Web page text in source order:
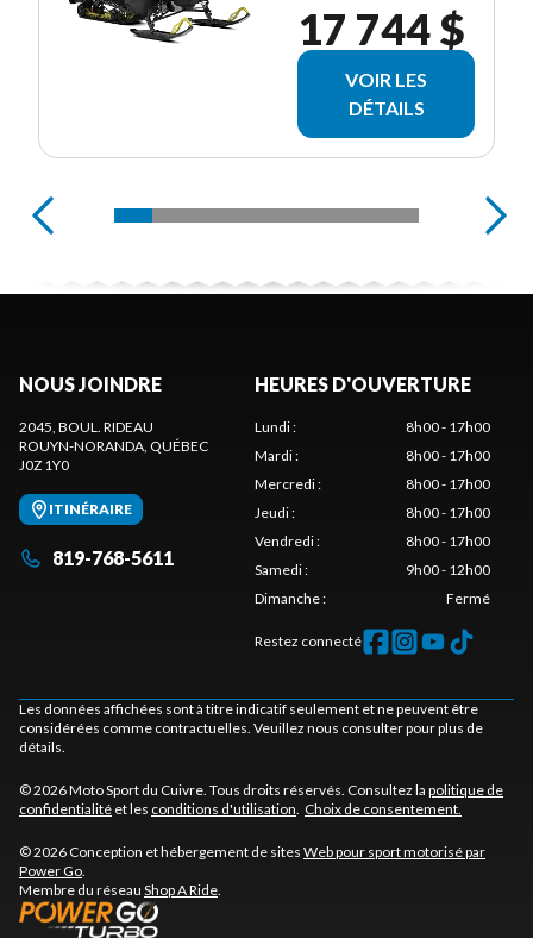
17 744 $
VOIR LES
DÉTAILS
NOUS JOINDRE
2045, BOUL. RIDEAU
ROUYN-NORANDA, QUÉBEC
J0Z 1Y0
ITINÉRAIRE
819-768-5611
HEURES D'OUVERTURE
Lundi:
8h00 - 17h00
Mardi:
8h00 - 17h00
Mercredi:
8h00 - 17h00
Jeudi:
8h00 - 17h00
Vendredi:
8h00 - 17h00
Samedi:
9h00 - 12h00
Dimanche: Fermé
Restez connecté
Les données affichées sont à titre indicatif seulement et ne peuvent être
considérées comme contractuelles. Veuillez nous consulter pour plus de
détails.
© 2026 Moto Sport du Cuivre. Tous droits réservés. Consultez la politique de
confidentialité et les conditions d'utilisation. Choix de consentement.
© 2026 Conception et hébergement de sites Web pour sport motorisé par
Power Go.
Membre du réseau Shop A Ride.